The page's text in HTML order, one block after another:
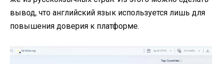
вывод, что английский язык используется лишь для
повышения доверия к платформе.